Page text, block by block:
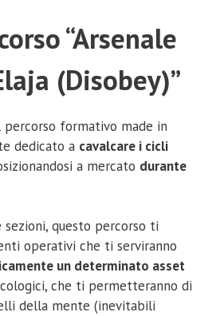
“Arsenale
(Disobey)”
percorso formativo made in
dedicato a cavalcare i cicli
a mercato durante
sezioni, questo percorso ti
operativi che ti serviranno
un determinato asset
che ti permetteranno di
della mente (inevitabili